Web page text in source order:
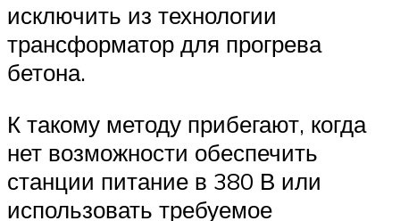
исключить из технологии
трансформатор для прогрева
бетона.
К такому методу прибегают, когда
нет возможности обеспечить
станции питание в 380 В или
использовать требуемое